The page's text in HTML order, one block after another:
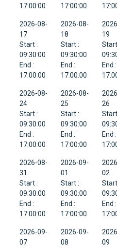
17:00:00
17:00:00
2026-08-
17
Start :
09:30:00
End :
17:00:00
2026-08-
18
Start :
09:30:00
End :
17:00:00
19
End :
2026-08-
24
Start :
09:30:00
End :
17:00:00
2026-08-
25
Start :
09:30:00
End :
17:00:00
26
End :
2026-08-
31
Start :
09:30:00
End :
17:00:00
2026-09-
01
Start :
09:30:00
End :
17:00:00
02
End :
2026-09-
07
2026-09-
08
09